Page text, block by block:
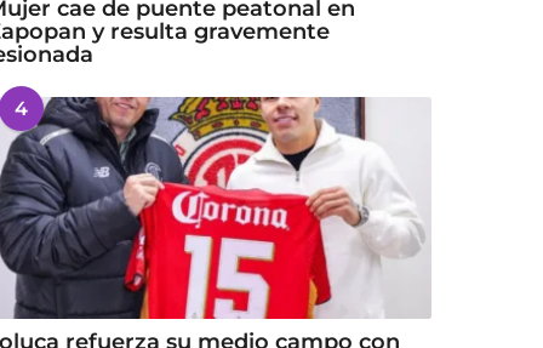
cae de puente peatonal en
y resulta gravemente
4
refuerza su medio campo con